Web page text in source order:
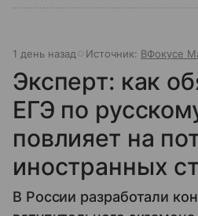
1 день назад Источник: ВФокусе
Эксперт: как
ЕГЭ по
повлияет на
иностранных
В России разработали